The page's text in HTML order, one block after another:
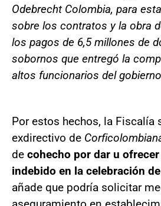
Odebrecht Colombia, para
sobre los contratos y la obra
los pagos de 6,5 millones de
sobornos que entregó la
altos funcionarios del
Por estos hechos, la Fiscalía
exdirectivo de
de cohecho por dar u
indebido en la celebración
añade que podría solicitar